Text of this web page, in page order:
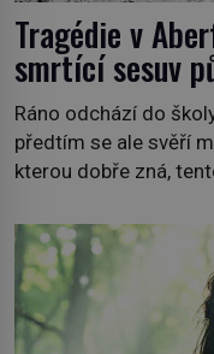
Tragédie v
smrtící sesuv
Ráno odchází do
předtím se ale svěří
kterou dobře zná,
později je mrtvá.
osud? Dne 21. října